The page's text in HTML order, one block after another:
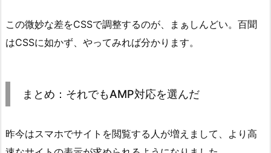
この微妙な差をCSSで調整するのが、まぁしんどい。百聞
はCSSに如かず、やってみれば分かります。
まとめ：それでもAMP対応を選んだ
昨今はスマホでサイトを閲覧する人が増えまして、より高